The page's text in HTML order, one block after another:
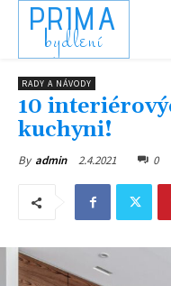
PRIMA
bydlení
RADY A NÁVODY
10
kuchyni!
By admin 2.4.2021 0